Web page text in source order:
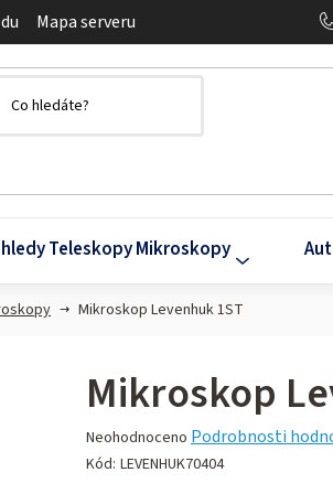
Mapa serveru
Teleskopy Mikroskopy
Mikroskop Levenhuk 1ST
Mikroskop
Průměrné
hodnocení
Neohodnoceno Podrobnosti
Kód: LEVENHUK70404